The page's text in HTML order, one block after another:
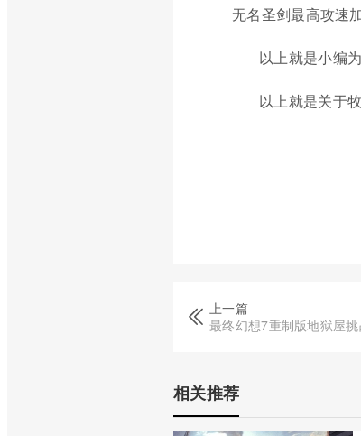
无名圣剑最高攻速
以上就是小编
以上就是关于
上一篇
最终幻想7重制版地狱屋
相关推荐